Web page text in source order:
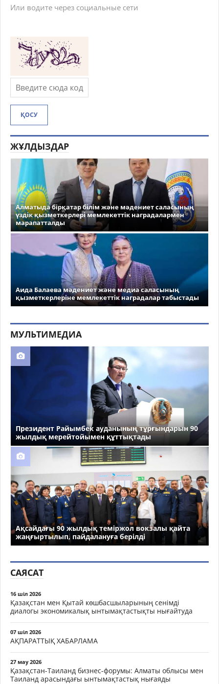
Или водите через социальные сети
ҚОСУ
ЖҰЛДЫЗДАР
Алматыда бірқатар білім және мәдениет саласының
үздік қызметкерлері мемлекеттік наградалармен
марапатталды
Аида Балаева мәдениет және медиа саласының
қызметкерлеріне мемлекеттік наградалар табыстады
МУЛЬТИМЕДИА
Президент Райымбек ауданының тұрғындарын 90
жылдық мерейтойымен құттықтады
Ақсайдағы 90 жылдық теміржол вокзалы қайта
жаңғыртылып, пайдалануға берілді
САЯСАТ
16 шіл 2026
Қазақстан мен Қытай көшбасшыларының сенімді
диалогы экономикалық ынтымақтастықты нығайтуда
07 шіл 2026
АҚПАРАТТЫҚ ХАБАРЛАМА
27 мау 2026
Қазақстан-Таиланд бизнес-форумы: Алматы облысы мен
Таиланд арасындағы ынтымақтастық нығаяды